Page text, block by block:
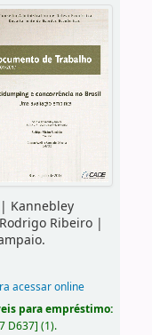
Kannebley
Ribeiro|
acessar online
para empréstimo:
D637] (1).